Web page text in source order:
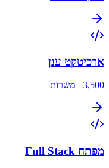
ארכיטקט ענן
3,500+ משרות
מפתח Full Stack